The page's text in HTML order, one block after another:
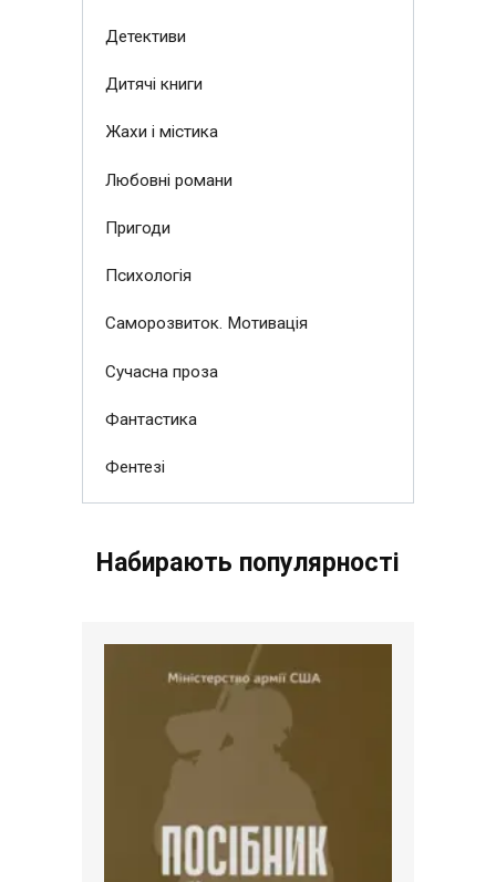
Детективи
Дитячі книги
Жахи і містика
Любовні романи
Пригоди
Психологія
Саморозвиток. Мотивація
Сучасна проза
Фантастика
Фентезі
Набирають популярності